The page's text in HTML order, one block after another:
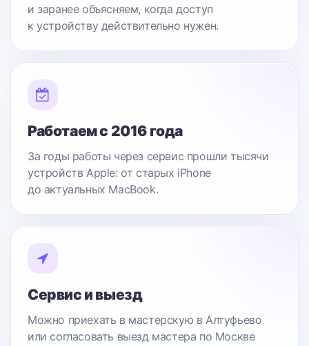
и заранее объясняем, когда доступ
к устройству действительно нужен.
Работаем с 2016 года
За годы работы через сервис прошли тысячи
устройств Apple: от старых iPhone
до актуальных MacBook.
Сервис и выезд
Можно приехать в мастерскую в Алтуфьево
или согласовать выезд мастера по Москве